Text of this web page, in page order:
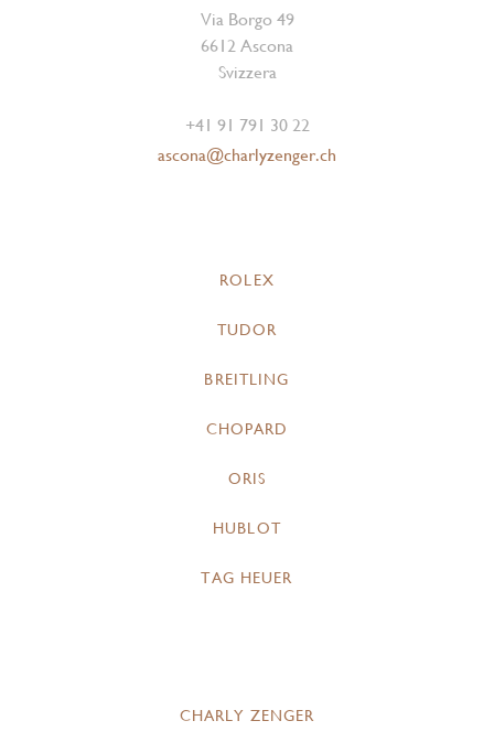
Via Borgo 49
6612 Ascona
Svizzera
+41 91 791 30 22
ascona@charlyzenger.ch
ROLEX
TUDOR
BREITLING
CHOPARD
ORIS
HUBLOT
TAG HEUER
CHARLY ZENGER